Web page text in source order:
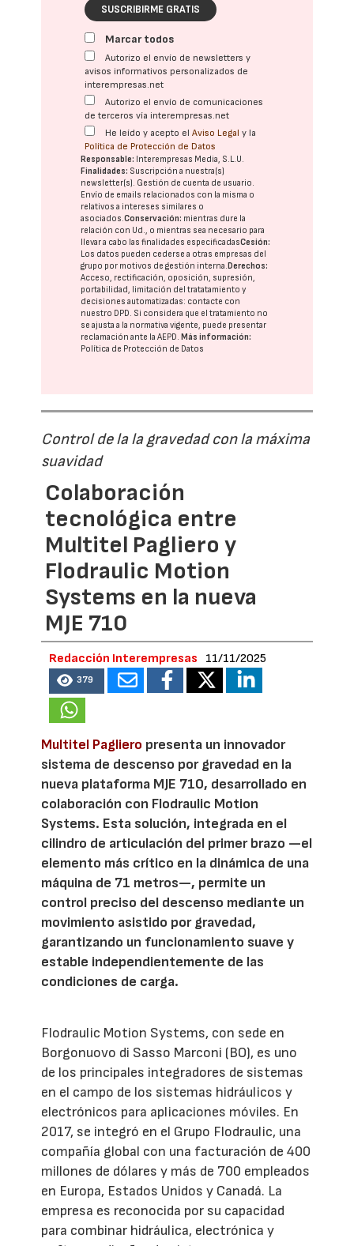
SUSCRIBIRME GRATIS
Marcar todos
Autorizo el envío de newsletters y
avisos informativos personalizados de
interempresas.net
Autorizo el envío de comunicaciones
de terceros vía interempresas.net
He leído y acepto elAviso Legal y la
Política de Protección de Datos
Responsable: Interempresas Media, S.L.U.
Finalidades: Suscripción a nuestra(s)
newsletter(s). Gestión de cuenta de usuario.
Envío de emails relacionados con la misma o
relativos a intereses similares o
asociados.Conservación: mientras dure la
relación con Ud., o mientras sea necesario para
llevar a cabo las finalidades especificadasCesión:
Los datos pueden cederse a otras empresas del
grupo por motivos de gestión interna. Derechos:
Acceso, rectificación, oposición, supresión,
portabilidad, limitación del tratatamiento y
decisiones automatizadas: contacte con
nuestro DPD. Si considera que el tratamiento no
se ajusta a la normativa vigente, puede presentar
reclamación ante laAEPD. Más información:
Política de Protección de Datos
Control de la la gravedad con la máxima
suavidad
Colaboración
tecnológica entre
Multitel Pagliero y
Flodraulic Motion
Systems en la nueva
MJE 710
Redacción Interempresas 11/11/2025
379
Multitel Pagliero presenta un innovador
sistema de descenso por gravedad en la
nueva plataforma MJE 710, desarrollado en
colaboración con Flodraulic Motion
Systems. Esta solución, integrada en el
cilindro de articulación del primer brazo —el
elemento más crítico en la dinámica de una
máquina de 71 metros—, permite un
control preciso del descenso mediante un
movimiento asistido por gravedad,
garantizando un funcionamiento suave y
estable independientemente de las
condiciones de carga.
Flodraulic Motion Systems, con sede en
Borgonuovo di Sasso Marconi (BO), es uno
de los principales integradores de sistemas
en el campo de los sistemas hidráulicos y
electrónicos para aplicaciones móviles. En
2017, se integró en el Grupo Flodraulic, una
compañía global con una facturación de 400
millones de dólares y más de 700 empleados
en Europa, Estados Unidos y Canadá. La
empresa es reconocida por su capacidad
para combinar hidráulica, electrónica y